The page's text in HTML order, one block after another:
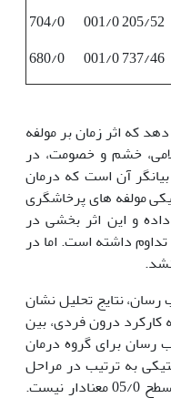
205/52
001/0
704/0
737/46
001/0
680/0
ی 2 نشان می دهد که اثر زمان بر مولفه
خشم و خصومت، در
ها بیانگر آن است که درمان
مولفه های پرخاشگری
و این اثر بخشی در
داشته است. اما در
نتایج تحلیل نشان
درون فردی، بین
رسان برای گروه درمان
به ترتیب در مراحل
پیش آزمون، پس آزمون و پیگیری در سطح 05/0 معنادار نیست.